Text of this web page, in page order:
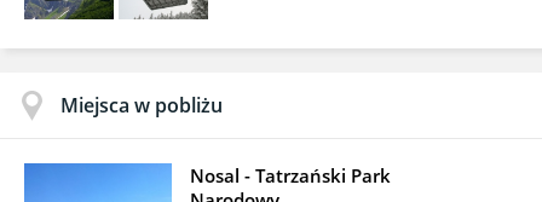
Miejsca w pobliżu
Nosal - Tatrzański Park